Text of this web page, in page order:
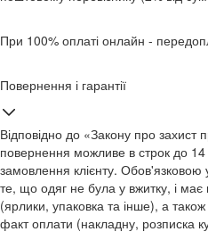
При 100% оплаті онлайн -
Повернення і гарантії
Відповідно до «Закону про захист
повернення можливе в строк до 14
замовлення клієнту.
те, що одяг не була у вжитку, і має
(ярлики, упаковка та інше), а
факт оплати (накладну, розписка